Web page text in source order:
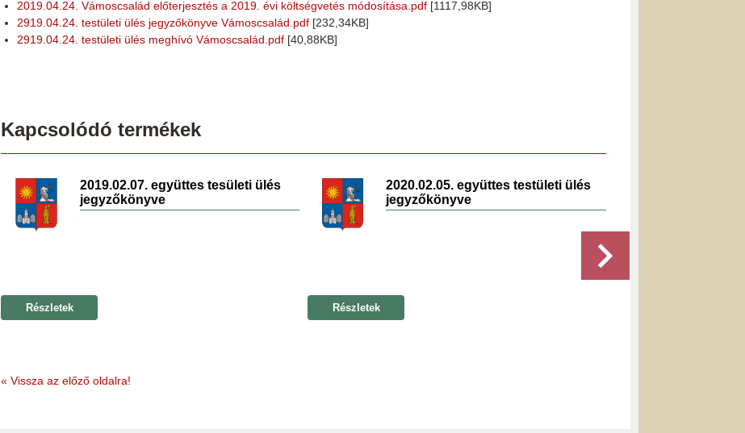
2019.04.24. Vámoscsalád előterjesztés a 2019. évi költségvetés módosítása.pdf [1117,98KB]
2919.04.24. testületi ülés jegyzőkönyve Vámoscsalád.pdf [232,34KB]
2919.04.24. testületi ülés meghívó Vámoscsalád.pdf [40,88KB]
Kapcsolódó termékek
2019.02.07. együttes tesületi ülés
jegyzőkönyve
Részletek
2020.02.05. együttes testületi ülés
jegyzőkönyve
Részletek
« Vissza az előző oldalra!